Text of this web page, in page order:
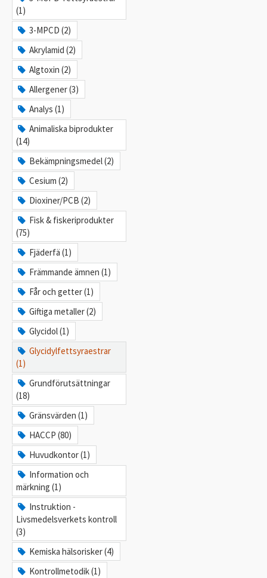
(1)
3-MPCD (2)
Akrylamid (2)
Algtoxin (2)
Allergener (3)
Analys (1)
Animaliska biprodukter
(14)
Bekämpningsmedel (2)
Cesium (2)
Dioxiner/PCB (2)
Fisk & fiskeriprodukter
(75)
Fjäderfä (1)
Främmande ämnen (1)
Får och getter (1)
Giftiga metaller (2)
Glycidol (1)
Glycidylfettsyraestrar
(1)
Grundförutsättningar
(18)
Gränsvärden (1)
HACCP (80)
Huvudkontor (1)
Information och
märkning (1)
Instruktion -
Livsmedelsverkets kontroll
(3)
Kemiska hälsorisker (4)
Kontrollmetodik (1)